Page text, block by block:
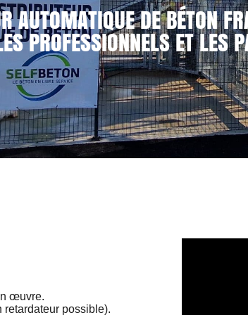
AUTOMATIQUE DE BÉTON
PROFESSIONNELS ET LES
œuvre.
retardateur possible).